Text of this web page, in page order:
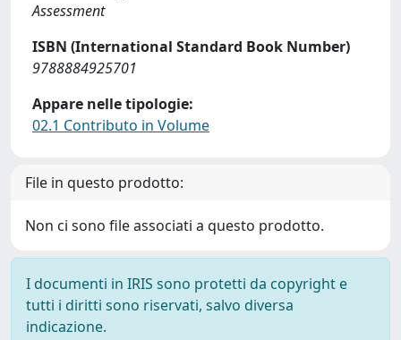
Assessment
ISBN (International Standard Book Number)
9788884925701
Appare nelle tipologie:
02.1 Contributo in Volume
File in questo prodotto:
Non ci sono file associati a questo prodotto.
I documenti in IRIS sono protetti da copyright e
tutti i diritti sono riservati, salvo diversa
indicazione.